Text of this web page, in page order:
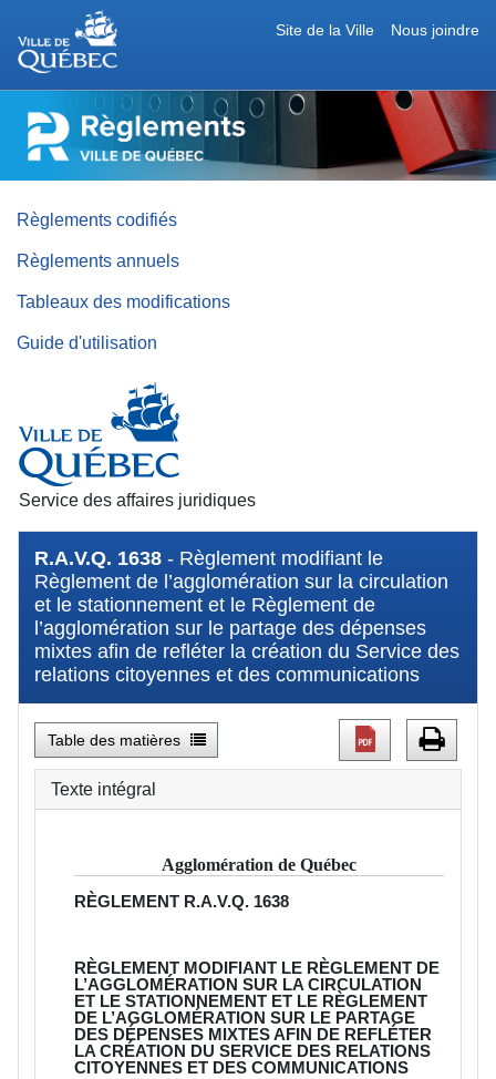
Nous joindre
Site de la Ville
RÈGLEMENTS
DE
QUÉBEC
Règlements codifiés
Règlements annuels
Tableaux des modifications
Guide d'utilisation
Service des affaires juridiques
R.A.V.Q. 1638 - Règlement modifiant le
Règlement de l’agglomération sur la circulation
et le stationnement et le Règlement de
l’agglomération sur le partage des dépenses
mixtes afin de refléter la création du Service des
relations citoyennes et des communications
Table des matières
Texte intégral
Agglomération de Québec
RÈGLEMENT R.A.V.Q. 1638
RÈGLEMENT MODIFIANT LE RÈGLEMENT DE
L’AGGLOMÉRATION SUR LA CIRCULATION
ET LE STATIONNEMENT ET LE RÈGLEMENT
DE L’AGGLOMÉRATION SUR LE PARTAGE
DES DÉPENSES MIXTES AFIN DE REFLÉTER
LA CRÉATION DU SERVICE DES RELATIONS
CITOYENNES ET DES COMMUNICATIONS